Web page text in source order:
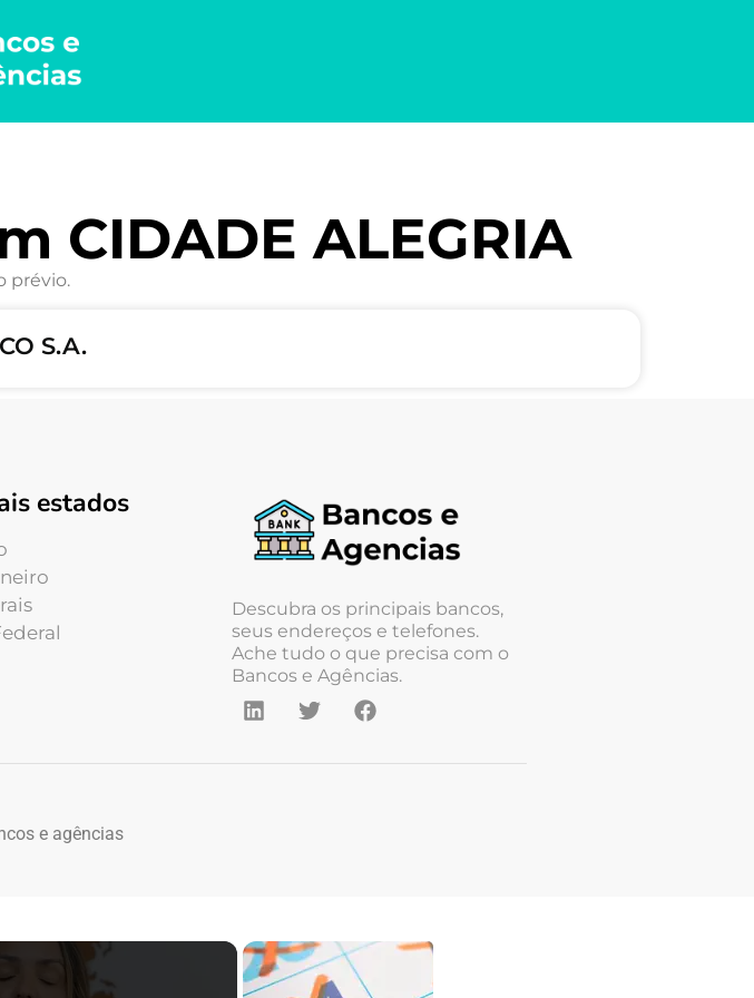
CIDADE ALEGRIA
prévio.
S.A.
estados
Descubra os principais bancos,
seus endereços e telefones.
Ache tudo o que precisa com o
Bancos e Agências.
e agências